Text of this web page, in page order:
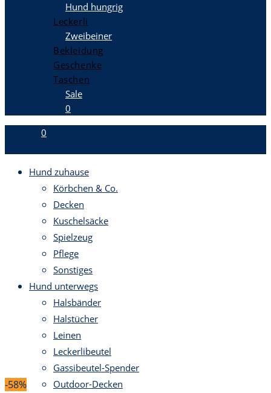
Hund hungrig
Leckerli
Zweibeiner
Bekleidung
Geschenke
Taschen
Sale
0
0
Hund zuhause
Körbchen & Co.
Decken
Kuschelsäcke
Spielzeug
Pflege
Sonstiges
Hund unterwegs
Halsbänder
Halstücher
Leinen
Leckerlibeutel
Gassibeutel-Spender
Outdoor-Decken
-58%